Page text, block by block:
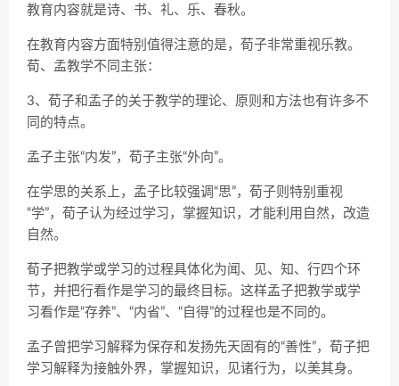
教育内容就是诗、书、礼、乐、春秋。
在教育内容方面特别值得注意的是，荀子非常重视乐教。
荀、孟教学不同主张：
3、荀子和孟子的关于教学的理论、原则和方法也有许多不
同的特点。
孟子主张“内发”，荀子主张“外向”。
在学思的关系上，孟子比较强调“思”，荀子则特别重视
“学”，荀子认为经过学习，掌握知识，才能利用自然，改造
自然。
荀子把教学或学习的过程具体化为闻、见、知、行四个环
节，并把行看作是学习的最终目标。这样孟子把教学或学
习看作是“存养”、“内省”、“自得”的过程也是不同的。
孟子曾把学习解释为保存和发扬先天固有的“善性”，荀子把
学习解释为接触外界，掌握知识，见诸行为，以美其身。